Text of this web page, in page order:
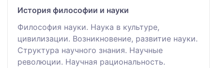
История философии и науки
Философия науки. Наука в культуре,
цивилизации. Возникновение, развитие науки.
Структура научного знания. Научные
революции. Научная рациональность.